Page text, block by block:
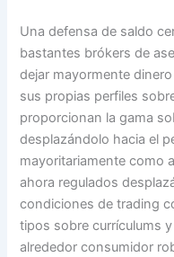
Una defensa de saldo
bastantes brókers de
dejar mayormente
sus propias perfiles
proporcionan la gama
desplazándolo hacia el
mayoritariamente como
ahora regulados
condiciones de trading
tipos sobre currículums
alrededor consumidor